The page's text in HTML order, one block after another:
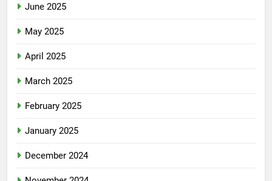
June 2025
May 2025
April 2025
March 2025
February 2025
January 2025
December 2024